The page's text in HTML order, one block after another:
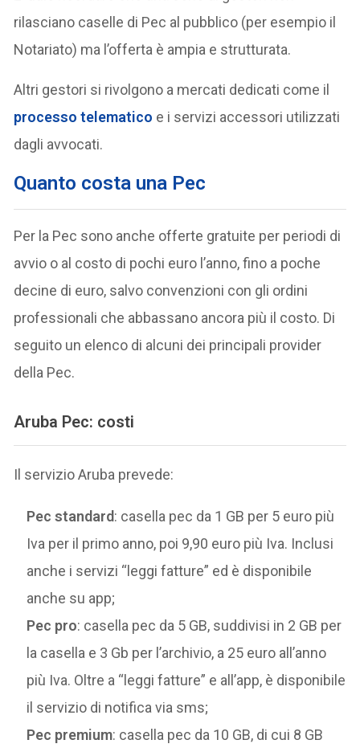
rilasciano caselle di Pec al pubblico (per esempio il
Notariato) ma l’offerta è ampia e strutturata.
Altri gestori si rivolgono a mercati dedicati come il
processo telematico e i servizi accessori utilizzati
dagli avvocati.
Quanto costa una Pec
Per la Pec sono anche offerte gratuite per periodi di
avvio o al costo di pochi euro l’anno, fino a poche
decine di euro, salvo convenzioni con gli ordini
professionali che abbassano ancora più il costo. Di
seguito un elenco di alcuni dei principali provider
della Pec.
Aruba Pec: costi
Il servizio Aruba prevede:
Pec standard: casella pec da 1 GB per 5 euro più
Iva per il primo anno, poi 9,90 euro più Iva. Inclusi
anche i servizi “leggi fatture” ed è disponibile
anche su app;
Pec pro: casella pec da 5 GB, suddivisi in 2 GB per
la casella e 3 Gb per l’archivio, a 25 euro all’anno
più Iva. Oltre a “leggi fatture” e all’app, è disponibile
il servizio di notifica via sms;
Pec premium: casella pec da 10 GB, di cui 8 GB